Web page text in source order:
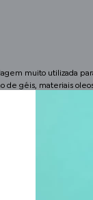
muito utilizada
de géis, materiais